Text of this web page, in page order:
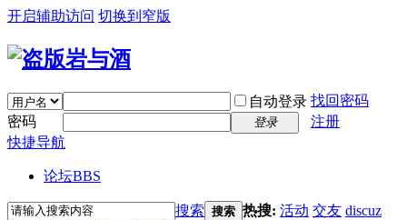
开启辅助访问 切换到窄版
自动登录 找回密码
密码
登录
注册
快捷导航
论坛BBS
搜索 搜索 热搜: 活动 交友 discuz